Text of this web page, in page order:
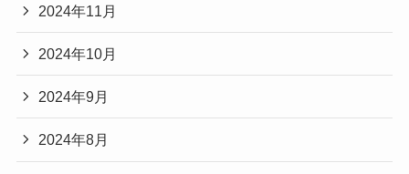
2024年11月
2024年10月
2024年9月
2024年8月